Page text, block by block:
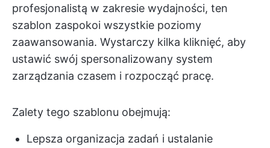
profesjonalistą w zakresie wydajności, ten
szablon zaspokoi wszystkie poziomy
zaawansowania. Wystarczy kilka kliknięć, aby
ustawić swój spersonalizowany system
zarządzania czasem i rozpocząć pracę.
Zalety tego szablonu obejmują:
Lepsza organizacja zadań i ustalanie